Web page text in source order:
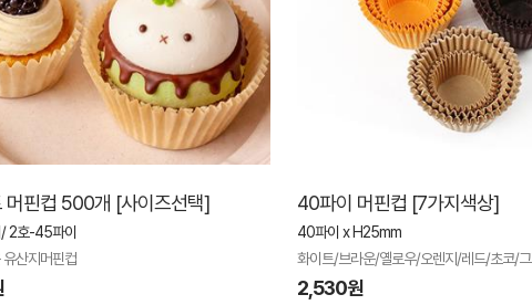
머핀컵 500개 [사이즈선택]
2호-45파이
산지머핀컵
40파이 머핀컵 [7가지색상]
40파이 x H25mm
화이트/브라운/옐로우/오렌지/레드/초코/
2,530원